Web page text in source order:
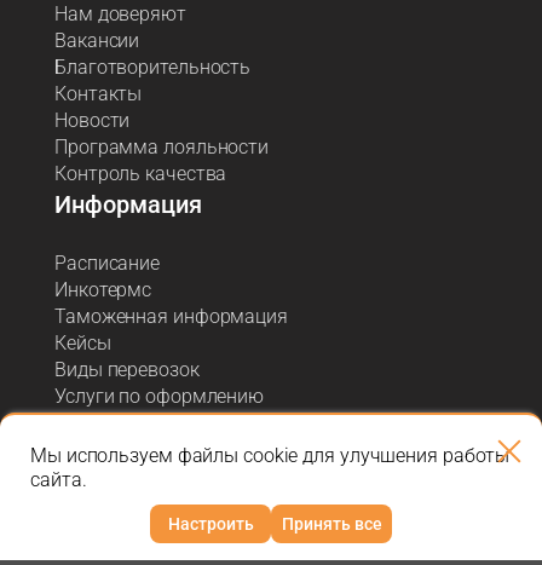
Нам доверяют
Вакансии
Благотворительность
Контакты
Новости
Программа лояльности
Контроль качества
Информация
Расписание
Инкотермс
Таможенная информация
Кейсы
Виды перевозок
Услуги по оформлению
Акции и спецпредложения
Блог о логистике
Мы используем файлы cookie для улучшения работы
сайта.
Настроить Принять все